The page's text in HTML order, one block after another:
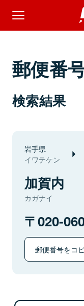
郵便番
検索結果
岩手県
イワテケン
加賀内
カガナイ
020-
郵便番号をコ